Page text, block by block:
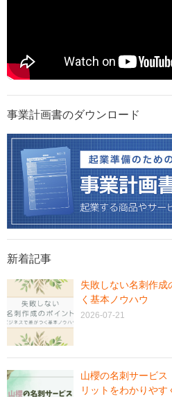
事業計画書のダウンロード
新着記事
失敗しない名刺作成
く基本ノウハウ
2026-07-21
山櫻の名刺サービス
リットをわかりやす